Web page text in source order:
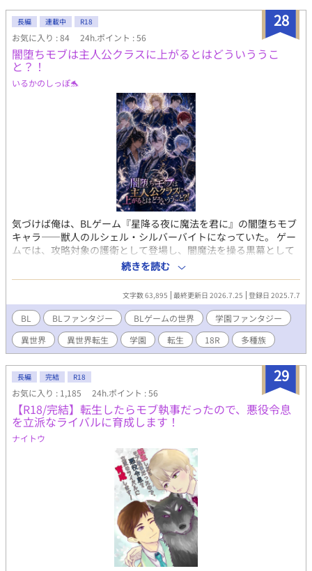
ャラ達とも仲良くなってしまう。 健は新しい世界で幸せを見つけ
ることができるのか。 ※※※ 悪役令息になりきれなかった主人公
が総愛されするお話です。 恋愛面では固定カプ。 子供時代スター
トなので、R18シーンは十八歳からなります。 ※他サイトでも同
時連載しております。
28
長編 連載中 R18
お気に入り : 84 24h.ポイント : 56
闇堕ちモブは主人公クラスに上がるとはどういううこ
と？！
いるかのしっぽ🐬
気づけば俺は、BLゲーム『星降る夜に魔法を君に』の闇堕ちモブ
キャラ――獣人のルシェル・シルバーバイトになっていた。 ゲー
ムでは、攻略対象の護衛として登場し、闇魔法を操る黒幕として
最後は倒される運命。 そんな“死ぬだけ”のキャラに転生した俺だ
ったが、前世の記憶を持っていたおかげで、破滅の未来は回避で
きるはずだった。 ……はずだったのに。 俺に目覚めたのは、まさ
かの「光魔法」。 しかも、伝説級の存在――「光の精霊」付き。
この世界で、魔力のないはずの獣人が光魔法を使えるなんて、誰
が信じるだろう？ 魔法学園「アストラル・アカデミー」に入学
し、避けていたはずの運命に巻き込まれていく俺。
続きを読む
文字数 63,895 最終更新日 2026.7.25 登録日 2025.7.7
BL BLファンタジー BLゲームの世界
学園ファンタジー
異世界
異世界転生 学園 転生 18R 多種族
29
長編 完結 R18
お気に入り : 1,185 24h.ポイント : 56
【R18/完結】転生したらモブ執事だったので、悪役令息
を立派なライバルに育成します！
ナイトウ